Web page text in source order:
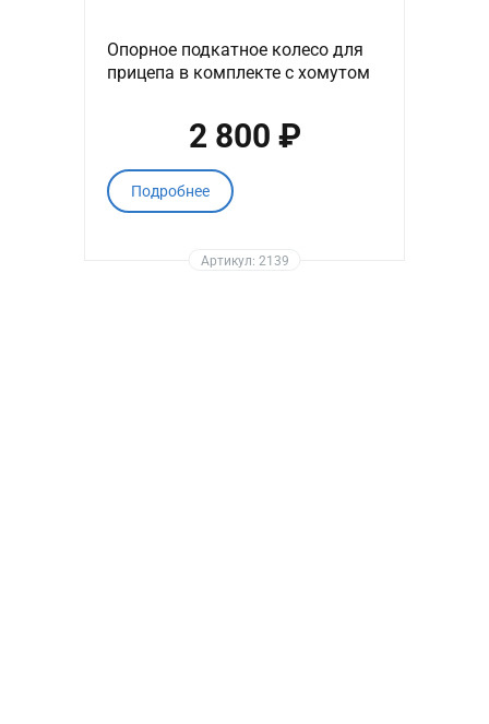
Опорное подкатное колесо для
прицепа в комплекте с хомутом
2 800 ₽
Подробнее
Артикул: 2139